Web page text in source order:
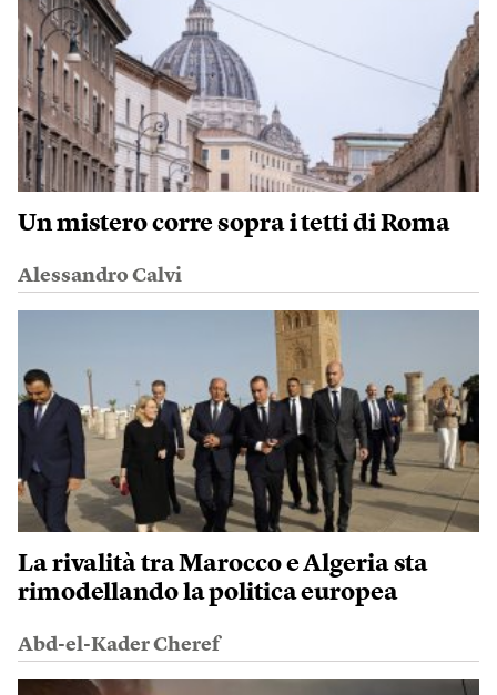
Un mistero corre sopra i tetti di Roma
Alessandro Calvi
La rivalità tra Marocco e Algeria sta
rimodellando la politica europea
Abd-el-Kader Cheref